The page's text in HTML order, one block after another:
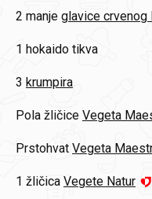
2 manje glavice crvenog
1 hokaido tikva
3 krumpira
Pola žličice Vegeta
Prstohvat Vegeta
1 žličica Vegete Natur